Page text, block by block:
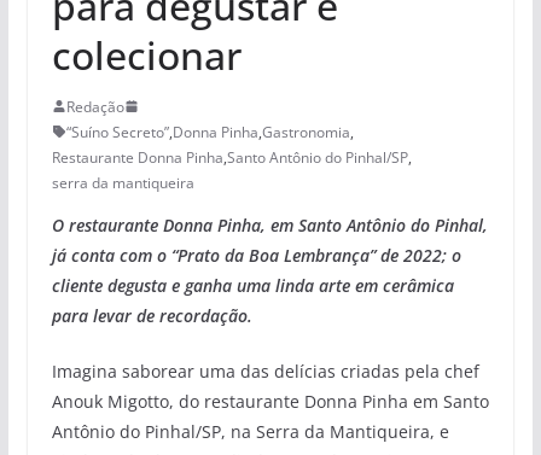
colecionar
Redação
“Suíno Secreto”,Donna Pinha,Gastronomia,
Restaurante Donna Pinha,Santo Antônio do Pinhal/SP,
serra da mantiqueira
O restaurante Donna Pinha, em Santo Antônio do Pinhal,
já conta com o “Prato da Boa Lembrança” de 2022; o
cliente degusta e ganha uma linda arte em cerâmica
para levar de recordação.
Imagina saborear uma das delícias criadas pela chef
Anouk Migotto, do restaurante Donna Pinha em Santo
Antônio do Pinhal/SP, na Serra da Mantiqueira, e